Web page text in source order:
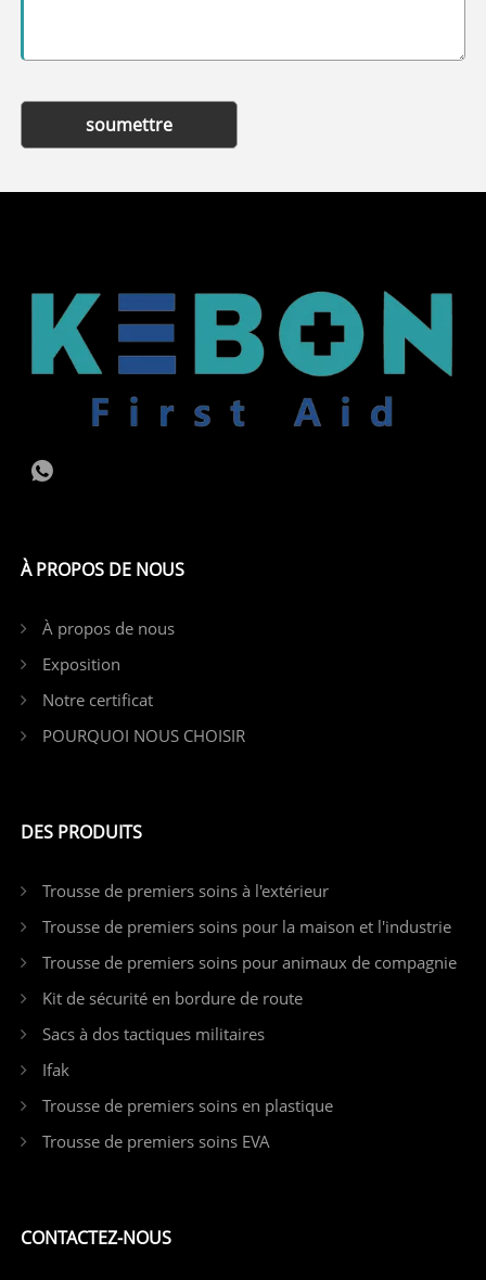
soumettre
À PROPOS DE NOUS
À propos de nous
Exposition
Notre certificat
POURQUOI NOUS CHOISIR
DES PRODUITS
Trousse de premiers soins à l'extérieur
Trousse de premiers soins pour la maison et l'industrie
Trousse de premiers soins pour animaux de compagnie
Kit de sécurité en bordure de route
Sacs à dos tactiques militaires
Ifak
Trousse de premiers soins en plastique
Trousse de premiers soins EVA
CONTACTEZ-NOUS